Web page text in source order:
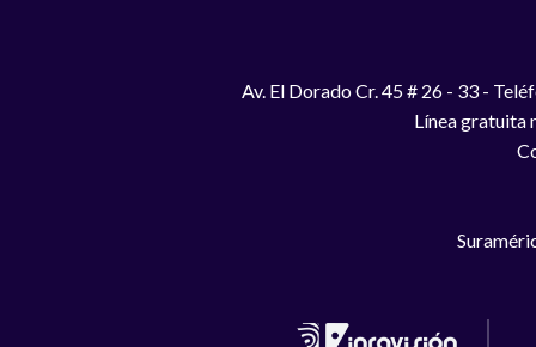
Av. El Dorado Cr. 45 # 26 - 33 -
Línea gratuita